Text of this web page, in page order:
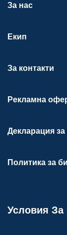
За нас
Екип
За контакти
Рекламна
Декларация
Политика за
Условия За